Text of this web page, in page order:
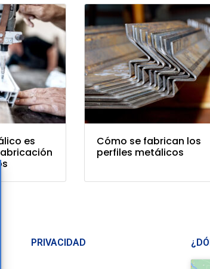
es
Cómo se fabrican los
perfiles metálicos
PRIVACIDAD